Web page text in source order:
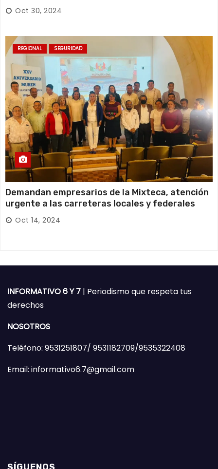
Oct 30, 2024
REGIONAL SEGURIDAD
Demandan empresarios de la Mixteca, atención
urgente a las carreteras locales y federales
Oct 14, 2024
INFORMATIVO 6 Y 7 | Periodismo que respeta tus
derechos
NOSOTROS
Teléfono: 9531251807/ 9531182709/9535322408
Email: informativo6.7@gmail.com
SÍGUENOS